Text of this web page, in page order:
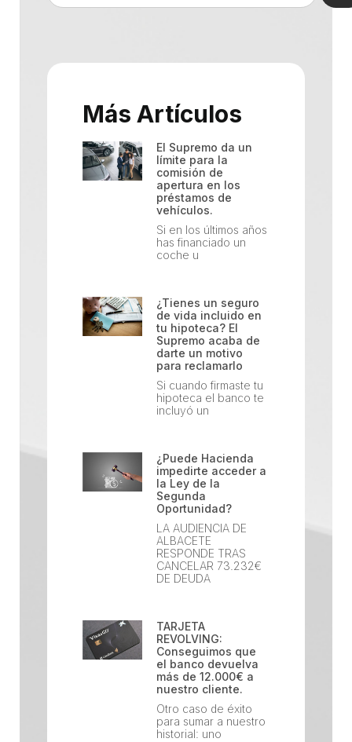
Más Artículos
El Supremo da un
límite para la
comisión de
apertura en los
préstamos de
vehículos.
Si en los últimos años
has financiado un
coche u
¿Tienes un seguro
de vida incluido en
tu hipoteca? El
Supremo acaba de
darte un motivo
para reclamarlo
Si cuando firmaste tu
hipoteca el banco te
incluyó un
¿Puede Hacienda
impedirte acceder a
la Ley de la
Segunda
Oportunidad?
LA AUDIENCIA DE
ALBACETE
RESPONDE TRAS
CANCELAR 73.232€
DE DEUDA
TARJETA
REVOLVING:
Conseguimos que
el banco devuelva
más de 12.000€ a
nuestro cliente.
Otro caso de éxito
para sumar a nuestro
historial: uno